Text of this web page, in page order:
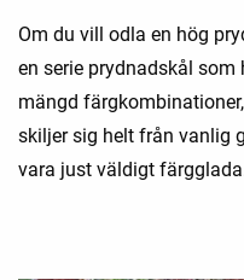
Om du vill odla en hög
en serie prydnadskål som
mängd
skiljer sig helt från vanlig
vara just väldigt